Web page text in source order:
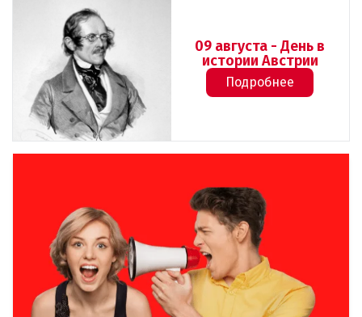
09 августа - День в
истории Австрии
Подробнее